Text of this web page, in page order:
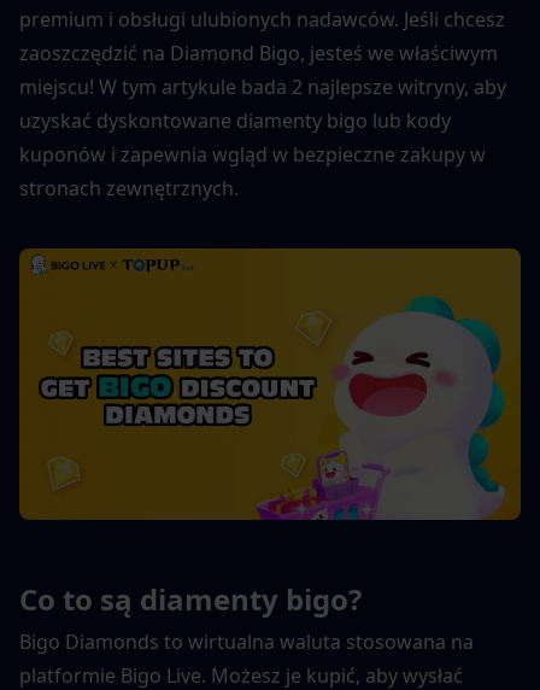
premium i obsługi ulubionych nadawców. Jeśli chcesz
zaoszczędzić na Diamond Bigo, jesteś we właściwym
miejscu! W tym artykule bada 2 najlepsze witryny, aby
uzyskać dyskontowane diamenty bigo lub kody
kuponów i zapewnia wgląd w bezpieczne zakupy w
stronach zewnętrznych.
Co to są diamenty bigo?
Bigo Diamonds to wirtualna waluta stosowana na
platformie Bigo Live. Możesz je kupić, aby wysłać